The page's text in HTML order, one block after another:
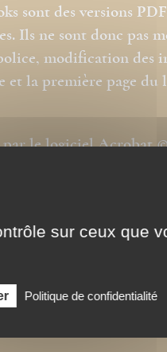
sont des versions
Ils ne sont donc pas
modification des
et la première page
le logiciel Acrobat
sur ceux que
Politique de confidentialité